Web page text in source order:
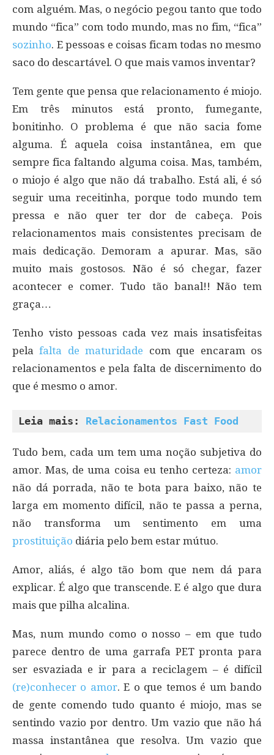
com alguém. Mas, o negócio pegou tanto que todo
mundo “fica” com todo mundo, mas no fim, “fica”
sozinho. E pessoas e coisas ficam todas no mesmo
saco do descartável. O que mais vamos inventar?
Tem gente que pensa que relacionamento é miojo.
Em três minutos está pronto, fumegante,
bonitinho. O problema é que não sacia fome
alguma. É aquela coisa instantânea, em que
sempre fica faltando alguma coisa. Mas, também,
o miojo é algo que não dá trabalho. Está ali, é só
seguir uma receitinha, porque todo mundo tem
pressa e não quer ter dor de cabeça. Pois
relacionamentos mais consistentes precisam de
mais dedicação. Demoram a apurar. Mas, são
muito mais gostosos. Não é só chegar, fazer
acontecer e comer. Tudo tão banal!! Não tem
graça…
Tenho visto pessoas cada vez mais insatisfeitas
pelafalta de maturidade com que encaram os
relacionamentos e pela falta de discernimento do
que é mesmo o amor.
Leia mais: Relacionamentos Fast Food
Tudo bem, cada um tem uma noção subjetiva do
amor. Mas, de uma coisa eu tenho certeza: amor
não dá porrada, não te bota para baixo, não te
larga em momento difícil, não te passa a perna,
não transforma um sentimento em uma
prostituição diária pelo bem estar mútuo.
Amor, aliás, é algo tão bom que nem dá para
explicar. É algo que transcende. E é algo que dura
mais que pilha alcalina.
Mas, num mundo como o nosso – em que tudo
parece dentro de uma garrafa PET pronta para
ser esvaziada e ir para a reciclagem – é difícil
(re)conhecer o amor. E o que temos é um bando
de gente comendo tudo quanto é miojo, mas se
sentindo vazio por dentro. Um vazio que não há
massa instantânea que resolva. Um vazio que